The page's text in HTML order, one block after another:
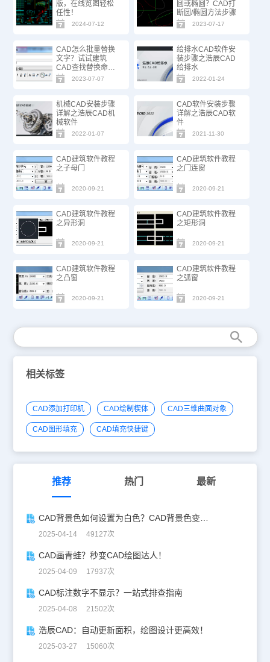
版，在线览图轻松
任性！
2024-07-12
圆或椭圆？CAD打
断圆/椭圆方法步骤
2023-07-17
CAD怎么批量替换
文字？试试建筑
CAD查找替换命
令！
2023-07-07
给排水CAD软件安
装步骤之浩辰CAD
给排水
2022-01-24
机械CAD安装步骤
详解之浩辰CAD机
械软件
2022-01-07
CAD软件安装步骤
详解之浩辰CAD软
件
2021-11-30
CAD建筑软件教程
之子母门
2020-09-21
CAD建筑软件教程
之门连窗
2020-09-21
CAD建筑软件教程
之异形洞
2020-09-21
CAD建筑软件教程
之矩形洞
2020-09-21
CAD建筑软件教程
之凸窗
2020-09-21
CAD建筑软件教程
之弧窗
2020-09-21
相关标签
CAD添加打印机 CAD绘制楔体 CAD三维曲面对象
CAD图形填充 CAD填充快捷键
推荐 热门 最新
CAD背景色如何设置为白色？CAD背景色变白实操指南
2025-04-14 49127次
CAD画青蛙？秒变CAD绘图达人！
2025-04-09 17937次
CAD标注数字不显示？一站式排查指南
2025-04-08 21502次
浩辰CAD：自动更新面积，绘图设计更高效！
2025-03-27 15060次